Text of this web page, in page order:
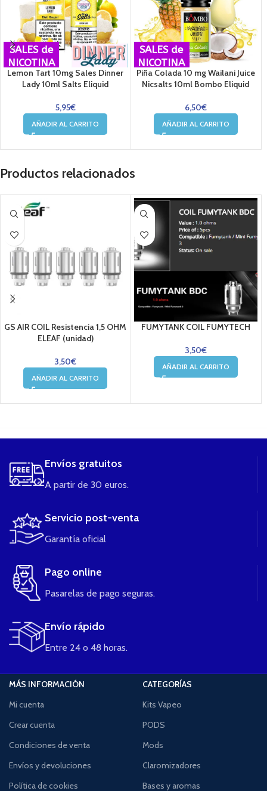
SALES de
NICOTINA
Lemon Tart 10mg Sales Dinner
Lady 10ml Salts Eliquid
5,95€
AÑADIR AL CARRITO
SALES de
NICOTINA
Piña Colada 10 mg Wailani Juice
Nicsalts 10ml Bombo Eliquid
6,50€
AÑADIR AL CARRITO
Productos relacionados
GS AIR COIL Resistencia 1,5 OHM
ELEAF (unidad)
3,50€
AÑADIR AL CARRITO
FUMYTANK COIL FUMYTECH
3,50€
AÑADIR AL CARRITO
Envíos gratuitos
A partir de 30 euros.
Servicio post-venta
Garantía oficial
Pago online
Pasarelas de pago seguras.
Envío rápido
Entre 24 o 48 horas.
MÁS INFORMACIÓN
Mi cuenta
Crear cuenta
Condiciones de venta
Envíos y devoluciones
Política de cookies
CATEGORÍAS
Kits Vapeo
PODS
Mods
Claromizadores
Bases y aromas